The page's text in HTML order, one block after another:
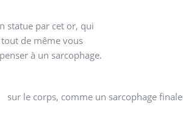
statue par cet or, qui
de même vous
à un sarcophage.
sur le corps, comme un sarcophage